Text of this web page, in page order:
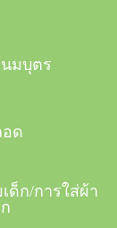
มบุตร
อด
ด็ก/การใส่ผ้า